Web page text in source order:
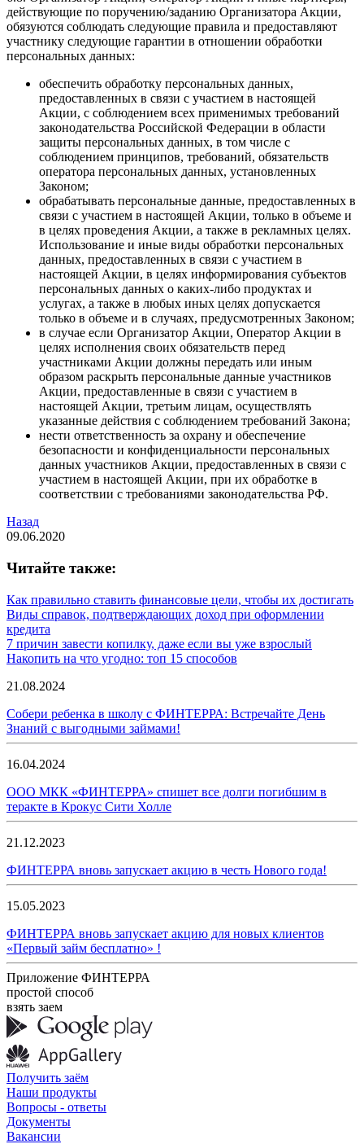
действующие по поручению/заданию Организатора Акции,
обязуются соблюдать следующие правила и предоставляют
участнику следующие гарантии в отношении обработки
персональных данных:
обеспечить обработку персональных данных,
предоставленных в связи с участием в настоящей
Акции, с соблюдением всех применимых требований
законодательства Российской Федерации в области
защиты персональных данных, в том числе с
соблюдением принципов, требований, обязательств
оператора персональных данных, установленных
Законом;
обрабатывать персональные данные, предоставленных в
связи с участием в настоящей Акции, только в объеме и
в целях проведения Акции, а также в рекламных целях.
Использование и иные виды обработки персональных
данных, предоставленных в связи с участием в
настоящей Акции, в целях информирования субъектов
персональных данных о каких-либо продуктах и
услугах, а также в любых иных целях допускается
только в объеме и в случаях, предусмотренных Законом;
в случае если Организатор Акции, Оператор Акции в
целях исполнения своих обязательств перед
участниками Акции должны передать или иным
образом раскрыть персональные данные участников
Акции, предоставленные в связи с участием в
настоящей Акции, третьим лицам, осуществлять
указанные действия с соблюдением требований Закона;
нести ответственность за охрану и обеспечение
безопасности и конфиденциальности персональных
данных участников Акции, предоставленных в связи с
участием в настоящей Акции, при их обработке в
соответствии с требованиями законодательства РФ.
Назад
09.06.2020
Читайте также:
Как правильно ставить финансовые цели, чтобы их достигать
Виды справок, подтверждающих доход при оформлении
кредита
7 причин завести копилку, даже если вы уже взрослый
Накопить на что угодно: топ 15 способов
21.08.2024
Собери ребенка в школу с ФИНТЕРРА: Встречайте День
Знаний с выгодными займами!
16.04.2024
ООО МКК «ФИНТЕРРА» спишет все долги погибшим в
теракте в Крокус Сити Холле
21.12.2023
ФИНТЕРРА вновь запускает акцию в честь Нового года!
15.05.2023
ФИНТЕРРА вновь запускает акцию для новых клиентов
«Первый займ бесплатно» !
Приложение ФИНТЕРРА
простой способ
взять заем
Получить заём
Наши продукты
Вопросы - ответы
Документы
Вакансии